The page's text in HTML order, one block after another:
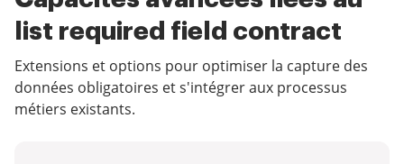
list required field contract
Extensions et options pour optimiser la capture des
données obligatoires et s'intégrer aux processus
métiers existants.